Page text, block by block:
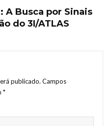
A Busca por Sinais
do 3I/ATLAS
publicado. Campos
*